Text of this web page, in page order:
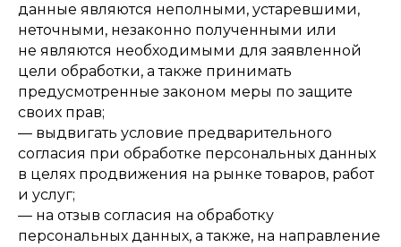
данные являются неполными, устаревшими,
неточными, незаконно полученными или
не являются необходимыми для заявленной
цели обработки, а также принимать
предусмотренные законом меры по защите
своих прав;
— выдвигать условие предварительного
согласия при обработке персональных данных
в целях продвижения на рынке товаров, работ
и услуг;
— на отзыв согласия на обработку
персональных данных, а также, на направление